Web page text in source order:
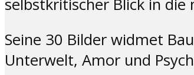
selbstkritischer Blick in die
Seine 30 Bilder widmet
Unterwelt, Amor und